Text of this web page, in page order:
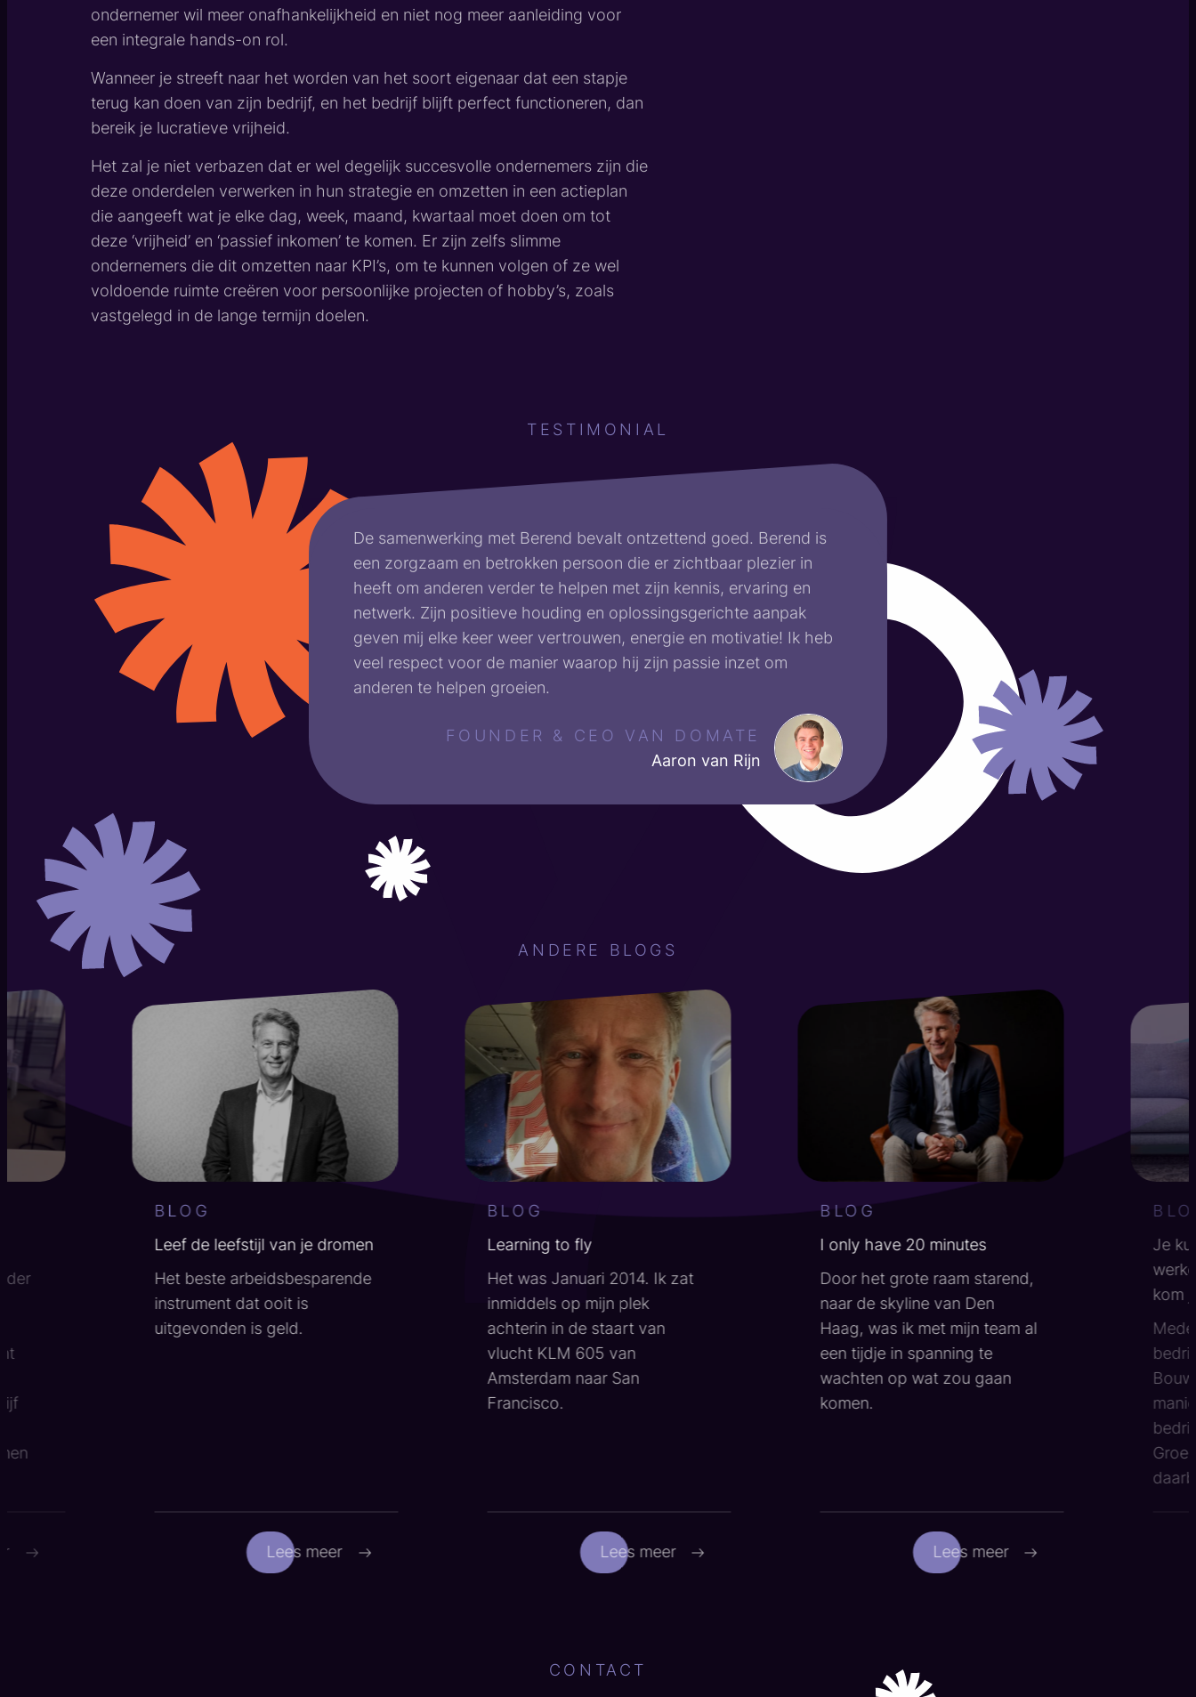
ondernemer wil meer onafhankelijkheid en niet nog meer aanleiding voor
een integrale hands-on rol.
Wanneer je streeft naar het worden van het soort eigenaar dat een stapje
terug kan doen van zijn bedrijf, en het bedrijf blijft perfect functioneren, dan
bereik je lucratieve vrijheid.
Het zal je niet verbazen dat er wel degelijk succesvolle ondernemers zijn die
deze onderdelen verwerken in hun strategie en omzetten in een actieplan
die aangeeft wat je elke dag, week, maand, kwartaal moet doen om tot
deze ‘vrijheid’ en ‘passief inkomen’ te komen. Er zijn zelfs slimme
ondernemers die dit omzetten naar KPI’s, om te kunnen volgen of ze wel
voldoende ruimte creëren voor persoonlijke projecten of hobby’s, zoals
vastgelegd in de lange termijn doelen.
TESTIMONIAL
De samenwerking met Berend bevalt ontzettend goed. Berend is
een zorgzaam en betrokken persoon die er zichtbaar plezier in
heeft om anderen verder te helpen met zijn kennis, ervaring en
netwerk. Zijn positieve houding en oplossingsgerichte aanpak
geven mij elke keer weer vertrouwen, energie en motivatie! Ik heb
veel respect voor de manier waarop hij zijn passie inzet om
anderen te helpen groeien.
FOUNDER & CEO VAN DOMATE
Aaron van Rijn
ANDERE BLOGS
" alt="">
BLOG
Leef de leefstijl van je dromen
Het beste arbeidsbesparende
instrument dat ooit is
uitgevonden is geld.
Lees meer
" alt="">
BLOG
Learning to fly
Het was Januari 2014. Ik zat
inmiddels op mijn plek
achterin in de staart van
vlucht KLM 605 van
Amsterdam naar San
Francisco.
Lees meer
" alt="">
BLOG
I only have 20 minutes
Door het grote raam starend,
naar de skyline van Den
Haag, was ik met mijn team al
een tijdje in spanning te
wachten op wat zou gaan
komen.
Lees meer
" alt="">
Je
kom
CONTACT